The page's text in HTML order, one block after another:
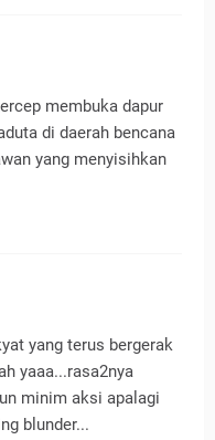
membuka dapur
di daerah bencana
yang menyisihkan
yang terus bergerak
yaaa...rasa2nya
minim aksi apalagi
blunder...